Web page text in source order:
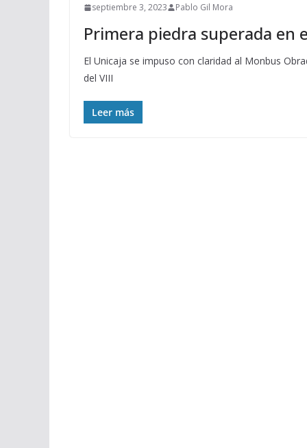
septiembre 3, 2023 Pablo Gil Mora
Primera piedra superada en
El Unicaja se impuso con claridad al Monbus
del VIII
Leer más